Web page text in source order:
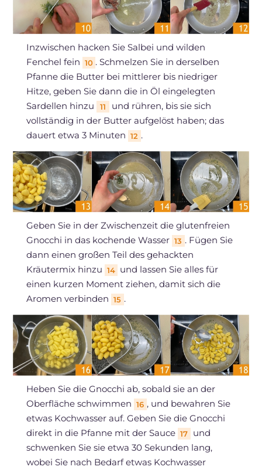
Inzwischen hacken Sie Salbei und wilden
Fenchel fein 10 . Schmelzen Sie in derselben
Pfanne die Butter bei mittlerer bis niedriger
Hitze, geben Sie dann die in Öl eingelegten
Sardellen hinzu
11
und rühren, bis sie sich
vollständig in der Butter aufgelöst haben; das
dauert etwa 3 Minuten 12 .
Geben Sie in der Zwischenzeit die glutenfreien
Gnocchi in das kochende Wasser 13 . Fügen Sie
dann einen großen Teil des gehackten
Kräutermix hinzu 14 und lassen Sie alles für
einen kurzen Moment ziehen, damit sich die
Aromen verbinden 15 .
Heben Sie die Gnocchi ab, sobald sie an der
Oberfläche schwimmen 16 , und bewahren Sie
etwas Kochwasser auf. Geben Sie die Gnocchi
direkt in die Pfanne mit der Sauce 17
und
schwenken Sie sie etwa 30 Sekunden lang,
wobei Sie nach Bedarf etwas Kochwasser